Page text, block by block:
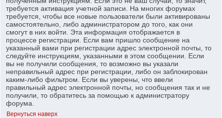
требуется активация учетной записи. На многих форумах
требуется, чтобы все новые пользователи были активированы
самостоятельно, либо администратором до того, как они
смогут в них войти. Эта информация отображается в
процессе регистрации. Если вам пришло сообщение на
указанный вами при регистрации адрес электронной почты, то
следуйте инструкциям, указанными в этом сообщении. Если
вы не получили сообщения, то возможно вы указали
неправильный адрес при регистрации, либо он заблокирован
каким-либо фильтром. Если вы уверены, что ввели
правильный адрес электронной почты, но сообщения так и не
получили, то обратитесь за помощью к администратору
форума.
Вернуться наверх